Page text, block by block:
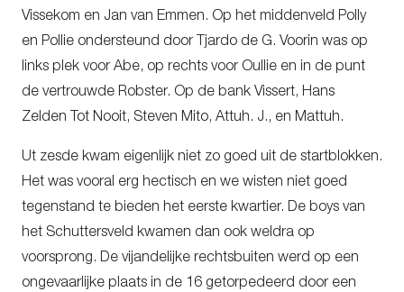
Vissekom en Jan van Emmen. Op het middenveld Polly
en Pollie ondersteund door Tjardo de G. Voorin was op
links plek voor Abe, op rechts voor Oullie en in de punt
de vertrouwde Robster. Op de bank Vissert, Hans
Zelden Tot Nooit, Steven Mito, Attuh. J., en Mattuh.
Ut zesde kwam eigenlijk niet zo goed uit de startblokken.
Het was vooral erg hectisch en we wisten niet goed
tegenstand te bieden het eerste kwartier. De boys van
het Schuttersveld kwamen dan ook weldra op
voorsprong. De vijandelijke rechtsbuiten werd op een
ongevaarlijke plaats in de 16 getorpedeerd door een